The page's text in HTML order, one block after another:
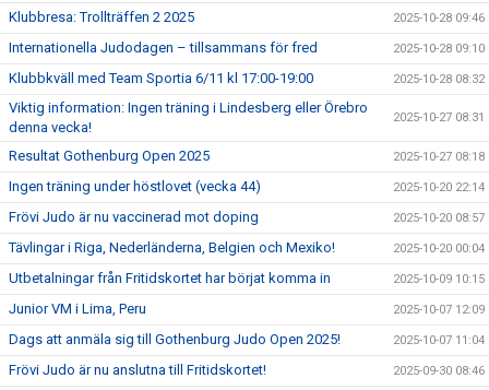
Klubbresa: Trollträffen 2 2025 2025-10-28 09:46
Internationella Judodagen – tillsammans för fred 2025-10-28 09:10
Klubbkväll med Team Sportia 6/11 kl 17:00-19:00 2025-10-28 08:32
Viktig information: Ingen träning i Lindesberg eller Örebro
denna vecka!
2025-10-27 08:31
Resultat Gothenburg Open 2025 2025-10-27 08:18
Ingen träning under höstlovet (vecka 44) 2025-10-20 22:14
Frövi Judo är nu vaccinerad mot doping 2025-10-20 08:57
Tävlingar i Riga, Nederländerna, Belgien och Mexiko! 2025-10-20 00:04
Utbetalningar från Fritidskortet har börjat komma in 2025-10-09 10:15
Junior VM i Lima, Peru 2025-10-07 12:09
Dags att anmäla sig till Gothenburg Judo Open 2025! 2025-10-07 11:04
Frövi Judo är nu anslutna till Fritidskortet! 2025-09-30 08:46